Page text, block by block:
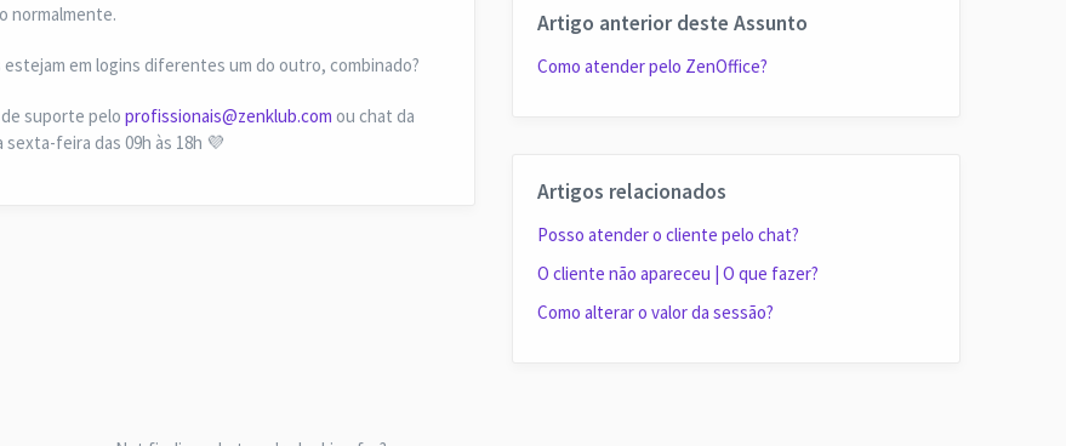
normalmente.
em logins diferentes um do outro, combinado?
suporte pelo profissionais@zenklub.com ou chat da
feira das 09h às 18h 💜
Artigo anterior deste Assunto
Como atender pelo ZenOffice?
Artigos relacionados
Posso atender o cliente pelo chat?
O cliente não apareceu | O que fazer?
Como alterar o valor da sessão?